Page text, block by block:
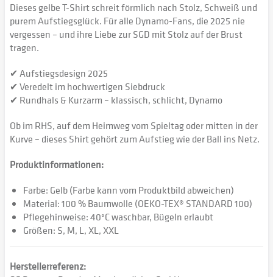
Dieses gelbe T-Shirt schreit förmlich nach Stolz, Schweiß und
purem Aufstiegsglück. Für alle Dynamo-Fans, die 2025 nie
vergessen – und ihre Liebe zur SGD mit Stolz auf der Brust
tragen.
✔ Aufstiegsdesign 2025
✔ Veredelt im hochwertigen Siebdruck
✔ Rundhals & Kurzarm – klassisch, schlicht, Dynamo
Ob im RHS, auf dem Heimweg vom Spieltag oder mitten in der
Kurve – dieses Shirt gehört zum Aufstieg wie der Ball ins Netz.
Produktinformationen:
Farbe: Gelb (Farbe kann vom Produktbild abweichen)
Material: 100 % Baumwolle (OEKO-TEX® STANDARD 100)
Pflegehinweise: 40°C waschbar, Bügeln erlaubt
Größen: S, M, L, XL, XXL
Herstellerreferenz: